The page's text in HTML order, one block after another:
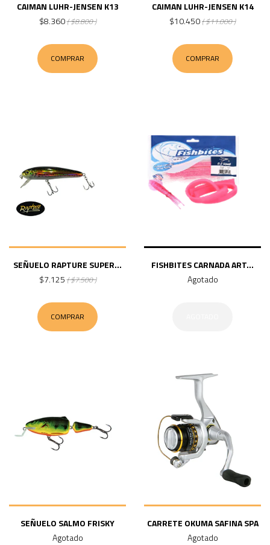
CAIMAN LUHR-JENSEN K13
$8.360( $8.800 )
COMPRAR
CAIMAN LUHR-JENSEN K14
$10.450( $11.000 )
COMPRAR
SEÑUELO RAPTURE SUPER...
$7.125( $7.500 )
COMPRAR
FISHBITES CARNADA ART...
Agotado
SEÑUELO SALMO FRISKY
Agotado
CARRETE OKUMA SAFINA SPA
Agotado